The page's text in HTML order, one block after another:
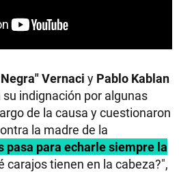
Vernaci y Pablo Kablan
indignación por algunas
de la causa y cuestionaron
la madre de la
pasa para echarle siempre la
carajos tienen en la cabeza?",